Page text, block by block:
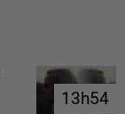
13h54
13h54